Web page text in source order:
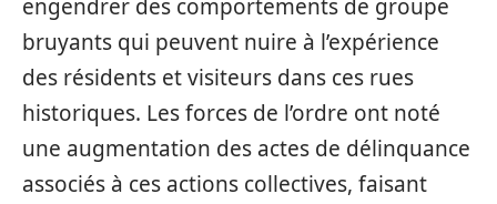
engendrer des comportements de groupe
bruyants qui peuvent nuire à l’expérience
des résidents et visiteurs dans ces rues
historiques. Les forces de l’ordre ont noté
une augmentation des actes de délinquance
associés à ces actions collectives, faisant